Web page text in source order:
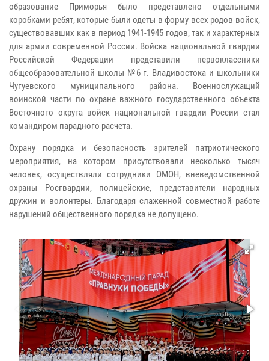
образование Приморья было представлено отдельными
коробками ребят, которые были одеты в форму всех родов войск,
существовавших как в период 1941-1945 годов, так и характерных
для армии современной России. Войска национальной гвардии
Российской Федерации представили первоклассники
общеобразовательной школы №6 г. Владивостока и школьники
Чугуевского муниципального района. Военнослужащий
воинской части по охране важного государственного объекта
Восточного округа войск национальной гвардии России стал
командиром парадного расчета.
Охрану порядка и безопасность зрителей патриотического
мероприятия, на котором присутствовали несколько тысяч
человек, осуществляли сотрудники ОМОН, вневедомственной
охраны Росгвардии, полицейские, представители народных
дружин и волонтеры. Благодаря слаженной совместной работе
нарушений общественного порядка не допущено.